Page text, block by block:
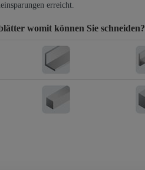
erreicht.
womit können Sie schneiden?